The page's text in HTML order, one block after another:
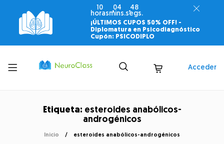
10
horas
04
mins.
48
segs.
¡ÚLTIMOS CUPOS 50% OFF! -
Diplomatura en Psicodiagnóstico
Cupón: PSICODIPLO
Toggle
menu
Acceder
Etiqueta: esteroides anabólicos-
androgénicos
Inicio esteroides anabólicos-androgénicos